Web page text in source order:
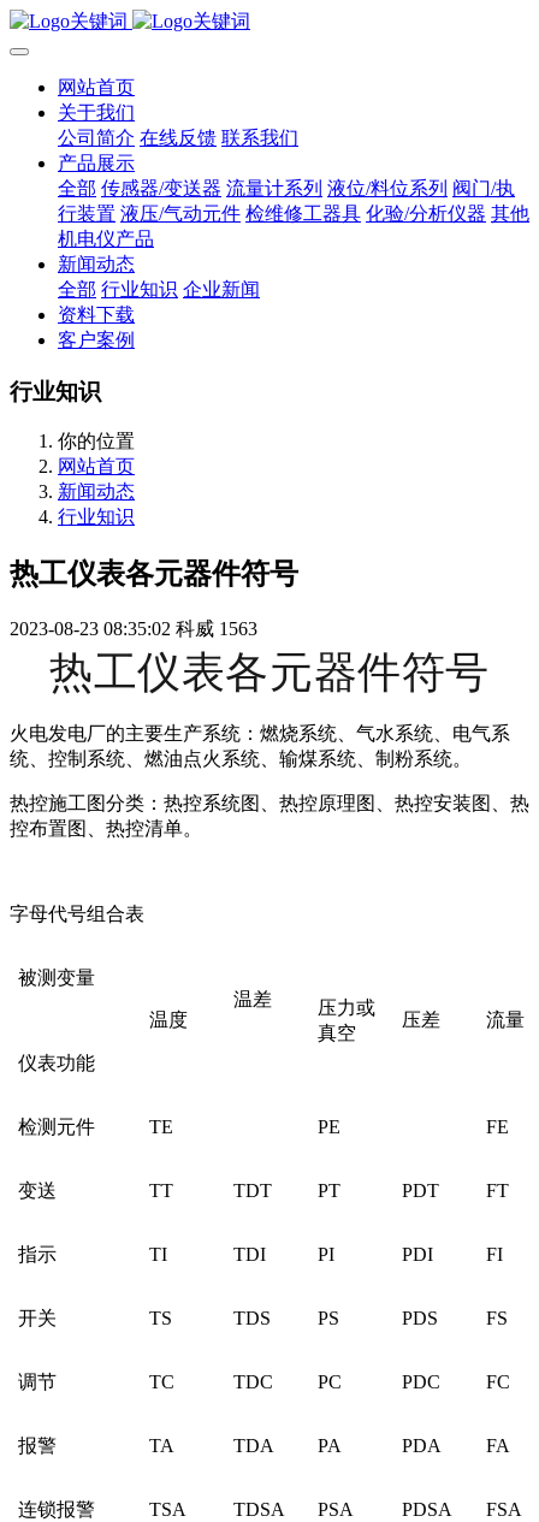
网站首页
关于我们
公司简介 在线反馈 联系我们
产品展示
全部 传感器/变送器 流量计系列 液位/料位系列 阀门/执
行装置 液压/气动元件 检维修工器具 化验/分析仪器 其他
机电仪产品
新闻动态
全部 行业知识 企业新闻
资料下载
客户案例
行业知识
你的位置
网站首页
新闻动态
行业知识
热工仪表各元器件符号
2023-08-23 08:35:02 科威 1563
热工仪表各元器件符号
火电发电厂的主要生产系统：燃烧系统、气水系统、电气系
统、控制系统、燃油点火系统、输煤系统、制粉系统。
热控施工图分类：热控系统图、热控原理图、热控安装图、热
控布置图、热控清单。
字母代号组合表
被测变量
仪表功能
温度
温差
压力或
真空
压差 流量
检测元件 TE PE FE
变送 TT TDT PT PDT FT
指示 TI TDI PI PDI FI
开关 TS TDS PS PDS FS
调节 TC TDC PC PDC FC
报警 TA TDA PA PDA FA
连锁报警 TSA TDSA PSA PDSA FSA